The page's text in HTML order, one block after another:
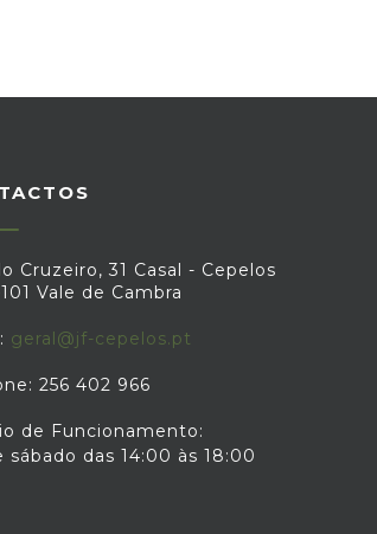
Cruzeiro, 31 Casal - Cepelos
Vale de Cambra
geral@jf-cepelos.pt
256 402 966
de Funcionamento:
sábado das 14:00 às 18:00